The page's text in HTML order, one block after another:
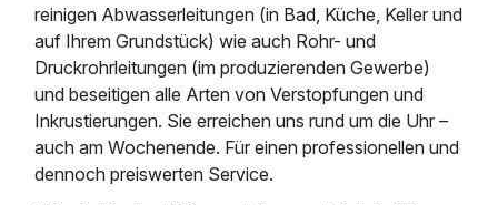
reinigen Abwasserleitungen (in Bad, Küche, Keller und
auf Ihrem Grundstück) wie auch Rohr- und
Druckrohrleitungen (im produzierenden Gewerbe)
und beseitigen alle Arten von Verstopfungen und
Inkrustierungen. Sie erreichen uns rund um die Uhr –
auch am Wochenende. Für einen professionellen und
dennoch preiswerten Service.